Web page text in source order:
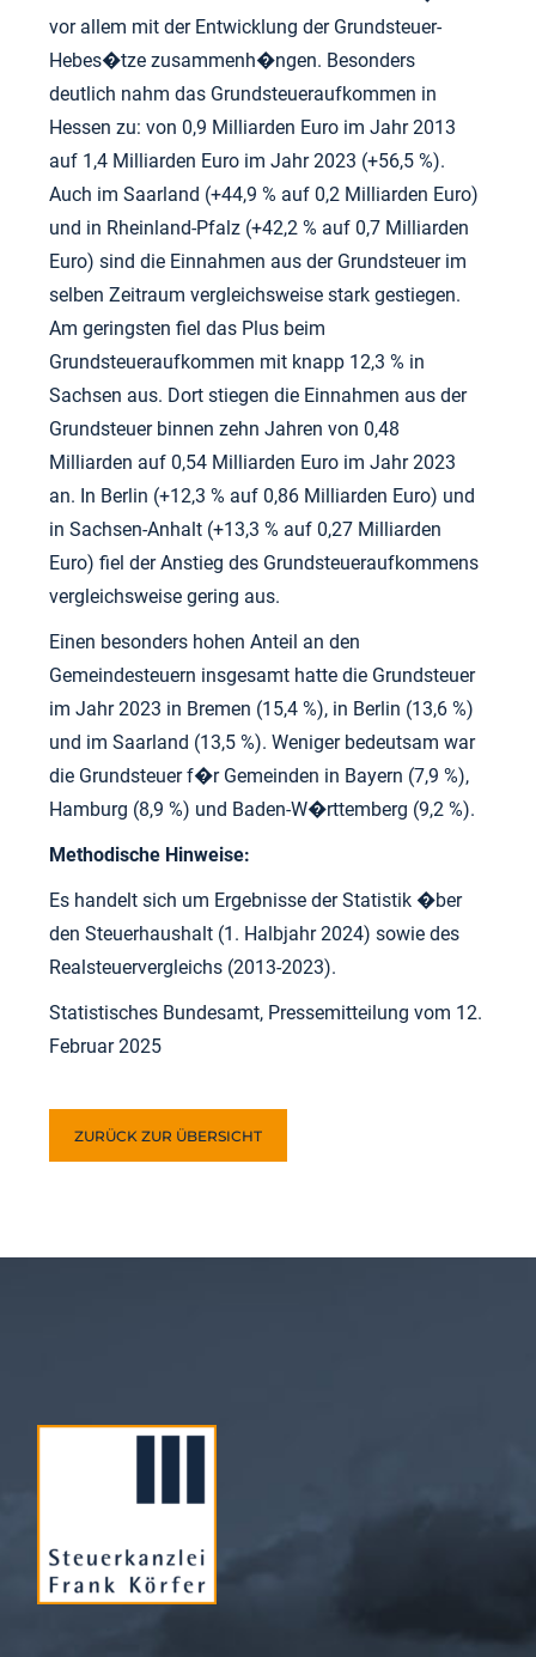
vor allem mit der Entwicklung der Grundsteuer-
Hebes�tze zusammenh�ngen. Besonders
deutlich nahm das Grundsteueraufkommen in
Hessen zu: von 0,9 Milliarden Euro im Jahr 2013
auf 1,4 Milliarden Euro im Jahr 2023 (+56,5 %).
Auch im Saarland (+44,9 % auf 0,2 Milliarden Euro)
und in Rheinland-Pfalz (+42,2 % auf 0,7 Milliarden
Euro) sind die Einnahmen aus der Grundsteuer im
selben Zeitraum vergleichsweise stark gestiegen.
Am geringsten fiel das Plus beim
Grundsteueraufkommen mit knapp 12,3 % in
Sachsen aus. Dort stiegen die Einnahmen aus der
Grundsteuer binnen zehn Jahren von 0,48
Milliarden auf 0,54 Milliarden Euro im Jahr 2023
an. In Berlin (+12,3 % auf 0,86 Milliarden Euro) und
in Sachsen-Anhalt (+13,3 % auf 0,27 Milliarden
Euro) fiel der Anstieg des Grundsteueraufkommens
vergleichsweise gering aus.
Einen besonders hohen Anteil an den
Gemeindesteuern insgesamt hatte die Grundsteuer
im Jahr 2023 in Bremen (15,4 %), in Berlin (13,6 %)
und im Saarland (13,5 %). Weniger bedeutsam war
die Grundsteuer f�r Gemeinden in Bayern (7,9 %),
Hamburg (8,9 %) und Baden-W�rttemberg (9,2 %).
Methodische Hinweise:
Es handelt sich um Ergebnisse der Statistik �ber
den Steuerhaushalt (1. Halbjahr 2024) sowie des
Realsteuervergleichs (2013-2023).
Statistisches Bundesamt, Pressemitteilung vom 12.
Februar 2025
ZURÜCK ZUR ÜBERSICHT